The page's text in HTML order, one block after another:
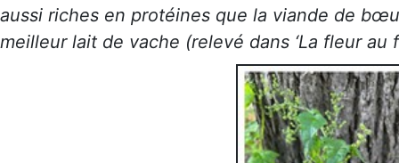
aussi riches en protéines que la viande de
meilleur lait de vache (relevé dans ‘La fleur au